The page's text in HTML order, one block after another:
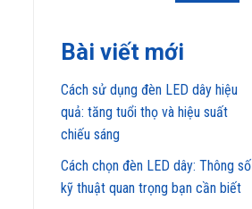
Bài viết mới
Cách sử dụng đèn LED dây hiệu
quả: tăng tuổi thọ và hiệu suất
chiếu sáng
Cách chọn đèn LED dây: Thông số
kỹ thuật quan trọng bạn cần biết